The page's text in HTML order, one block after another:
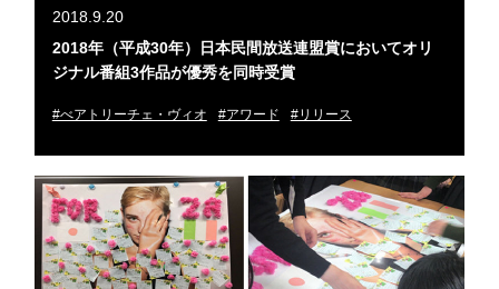
2018.9.20
2018年（平成30年）日本民間放送連盟賞においてオリ
ジナル番組3作品が優秀を同時受賞
#べアトリーチェ・ヴィオ #アワード #リリース